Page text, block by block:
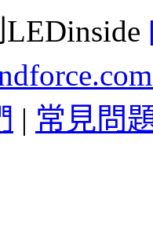
| 常見問